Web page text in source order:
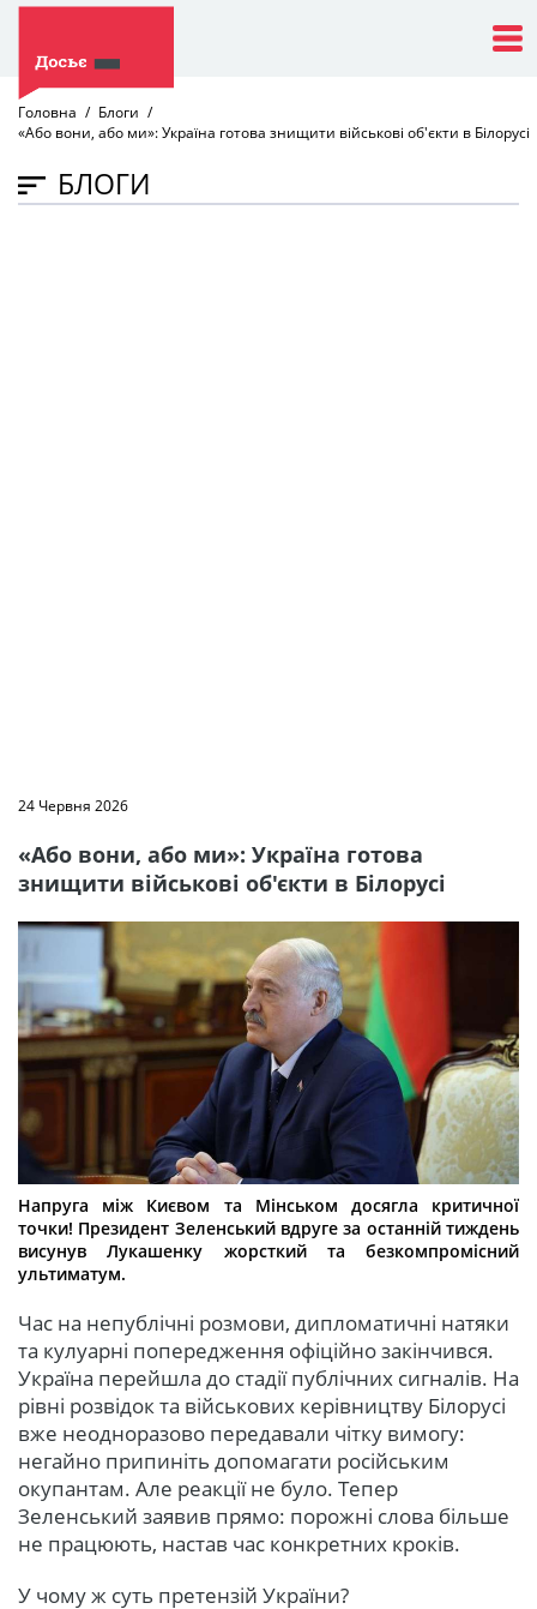
Головна
Блоги
«Або вони, або ми»: Україна готова знищити військові об'єкти в Білорусі
БЛОГИ
24 Червня 2026
«Або вони, або ми»: Україна готова
знищити військові об'єкти в Білорусі
Напруга між Києвом та Мінськом досягла критичної
точки! Президент Зеленський вдруге за останній тиждень
висунув Лукашенку жорсткий та безкомпромісний
ультиматум.
Час на непублічні розмови, дипломатичні натяки
та кулуарні попередження офіційно закінчився.
Україна перейшла до стадії публічних сигналів. На
рівні розвідок та військових керівництву Білорусі
вже неодноразово передавали чітку вимогу:
негайно припиніть допомагати російським
окупантам. Але реакції не було. Тепер
Зеленський заявив прямо: порожні слова більше
не працюють, настав час конкретних кроків.
У чому ж суть претензій України?